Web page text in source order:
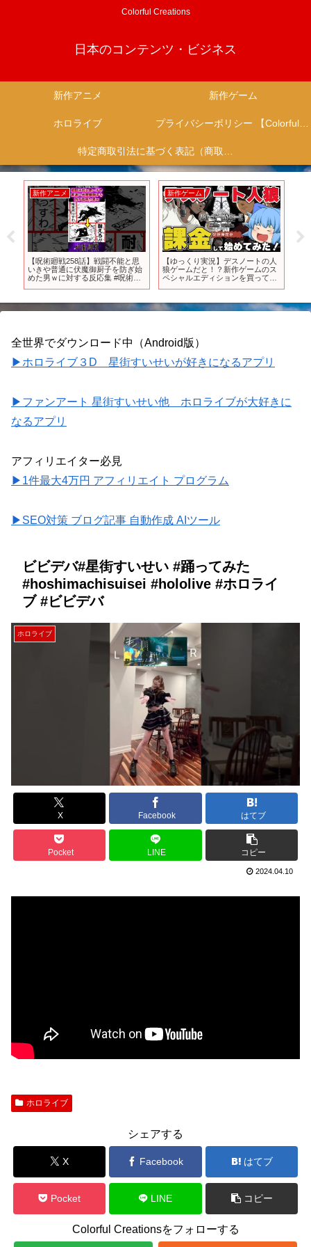
Colorful Creations
日本のコンテンツ・ビジネス
新作アニメ 新作ゲーム
ホロライブ プライバシーポリシー 【Colorful Creation】
特定商取引法に基づく表記（商取引に関する開示）
新作アニメ
【呪術廻戦258話】戦闘不能と思
いきや普通に伏魔御厨子を防ぎ始
めた男ｗに対する反応集 #呪術廻
新作ゲーム
【ゆっくり実況】デスノートの人
狼ゲームだと！？新作ゲームのス
ペシャルエディションを買ってみ
Part429
全世界でダウンロード中（Android版）
▶ホロライブ３D 星街すいせいが好きになるアプリ
▶ファンアート 星街すいせい他 ホロライブが大好きに
なるアプリ
アフィリエイター必見
▶1件最大4万円 アフィリエイト プログラム
▶SEO対策 ブログ記事 自動作成 AIツール
ビビデバ#星街すいせい #踊ってみた
#hoshimachisuisei #hololive #ホロライ
ブ #ビビデバ
ホロライブ
X Facebook はてブ
Pocket LINE コピー
2024.04.10
ホロライブ
シェアする
X Facebook はてブ
Pocket LINE コピー
Colorful Creationsをフォローする